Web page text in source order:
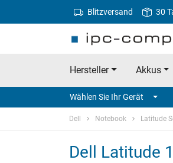
Blitzversand 30
Hersteller Akkus
Wählen Sie Ihr Gerät
Dell Notebook Latitude
Dell Latitude